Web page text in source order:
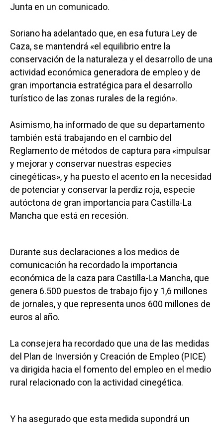
Junta en un comunicado.
Soriano ha adelantado que, en esa futura Ley de
Caza, se mantendrá «el equilibrio entre la
conservación de la naturaleza y el desarrollo de una
actividad económica generadora de empleo y de
gran importancia estratégica para el desarrollo
turístico de las zonas rurales de la región».
Asimismo, ha informado de que su departamento
también está trabajando en el cambio del
Reglamento de métodos de captura para «impulsar
y mejorar y conservar nuestras especies
cinegéticas», y ha puesto el acento en la necesidad
de potenciar y conservar la perdiz roja, especie
autóctona de gran importancia para Castilla-La
Mancha que está en recesión.
Durante sus declaraciones a los medios de
comunicación ha recordado la importancia
económica de la caza para Castilla-La Mancha, que
genera 6.500 puestos de trabajo fijo y 1,6 millones
de jornales, y que representa unos 600 millones de
euros al año.
La consejera ha recordado que una de las medidas
del Plan de Inversión y Creación de Empleo (PICE)
va dirigida hacia el fomento del empleo en el medio
rural relacionado con la actividad cinegética.
Y ha asegurado que esta medida supondrá un